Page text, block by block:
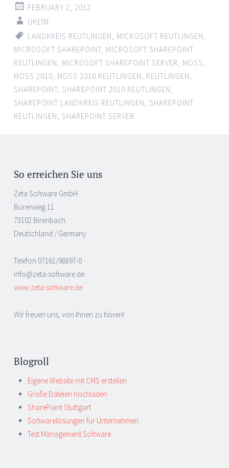
FEBRUARY 2, 2012
UKEIM
LANDKREIS REUTLINGEN
MICROSOFT REUTLINGEN
MICROSOFT SHAREPOINT MICROSOFT SHAREPOINT
REUTLINGEN
MICROSOFT SHAREPOINT SERVER MOSS
MOSS 2010 MOSS 2010 REUTLINGEN REUTLINGEN
SHAREPOINT SHAREPOINT 2010 REUTLINGEN
SHAREPOINT LANDKREIS REUTLINGEN
SHAREPOINT
REUTLINGEN
SHAREPOINT SERVER
So erreichen Sie uns
Zeta Software GmbH
Bürenweg 11
73102 Birenbach
Deutschland / Germany
Telefon 07161/98897-0
info@zeta-software.de
www.zeta-software.de
Wir freuen uns, von Ihnen zu hören!
Blogroll
Eigene Website mit CMS erstellen
Große Dateien hochladen
SharePoint Stuttgart
Softwarelösungen für Unternehmen
Test Management Software